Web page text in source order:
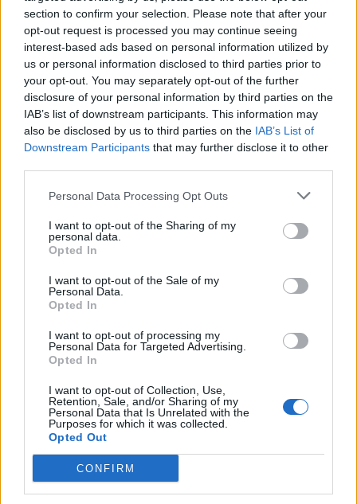
section to confirm your selection. Please note that after your
opt-out request is processed you may continue seeing
interest-based ads based on personal information utilized by
us or personal information disclosed to third parties prior to
your opt-out. You may separately opt-out of the further
disclosure of your personal information by third parties on the
IAB’s list of downstream participants. This information may
also be disclosed by us to third parties on the IAB’s List of
Downstream Participants that may further disclose it to other
Personal Data Processing Opt Outs
I want to opt-out of the Sharing of my
personal data.
Opted In
I want to opt-out of the Sale of my
Personal Data.
Opted In
I want to opt-out of processing my
Personal Data for Targeted Advertising.
Opted In
I want to opt-out of Collection, Use,
Retention, Sale, and/or Sharing of my
Personal Data that Is Unrelated with the
Purposes for which it was collected.
Opted Out
CONFIRM
LEGNANESE
Dalla Regione più di 200mila euro
al Legnanese per mezzi e